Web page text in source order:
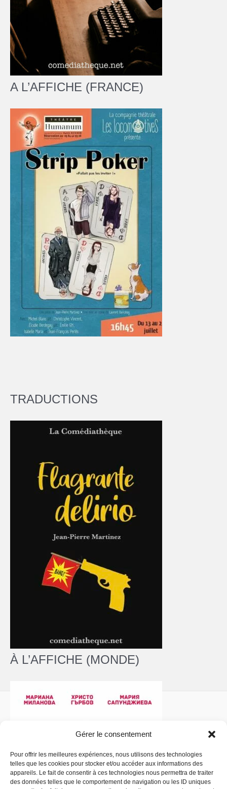
Gérer le consentement
Pour offrir les meilleures expériences, nous utilisons des technologies
telles que les cookies pour stocker et/ou accéder aux informations des
appareils. Le fait de consentir à ces technologies nous permettra de traiter
des données telles que le comportement de navigation ou les ID uniques
A L’AFFICHE (FRANCE)
TRADUCTIONS
À L’AFFICHE (MONDE)
Politique de confidentialité - Copyright © 2026 La
Comédiathèque